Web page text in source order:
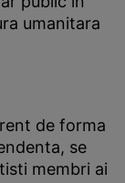
umanitara
de forma
se
membri ai